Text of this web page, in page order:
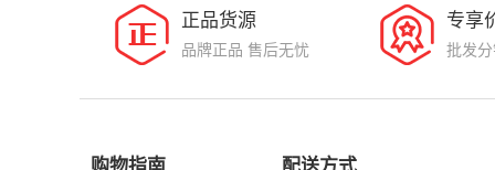
正品货源
品牌正品 售后无忧
专享
批发